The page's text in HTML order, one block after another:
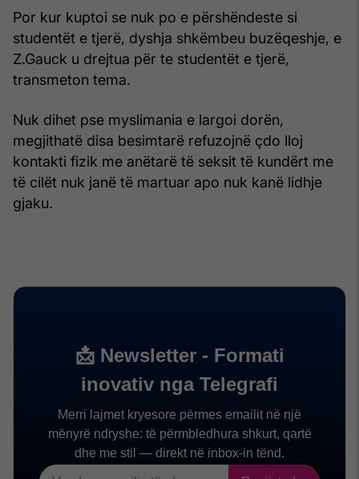
Por kur kuptoi se nuk po e përshëndeste si
studentët e tjerë, dyshja shkëmbeu buzëqeshje, e
Z.Gauck u drejtua për te studentët e tjerë,
transmeton tema.
Nuk dihet pse myslimania e largoi dorën,
megjithatë disa besimtarë refuzojnë çdo lloj
kontakti fizik me anëtarë të seksit të kundërt me
të cilët nuk janë të martuar apo nuk kanë lidhje
gjaku.